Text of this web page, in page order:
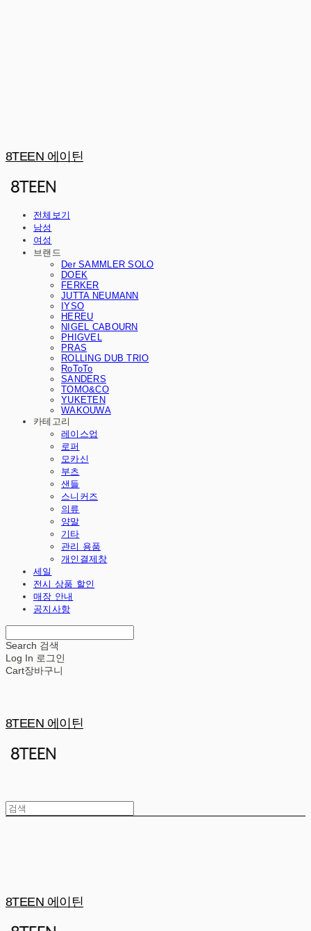
8TEEN 에이틴
전체보기
남성
여성
브랜드
Der SAMMLER SOLO
DOEK
FERKER
JUTTA NEUMANN
IYSO
HEREU
NIGEL CABOURN
PHIGVEL
PRAS
ROLLING DUB TRIO
RoToTo
SANDERS
TOMO&CO
YUKETEN
WAKOUWA
카테고리
레이스업
로퍼
모카신
부츠
샌들
스니커즈
의류
양말
기타
관리 용품
개인결제창
세일
전시 상품 할인
매장 안내
공지사항
Search 검색
Log In 로그인
Cart장바구니
8TEEN 에이틴
8TEEN 에이틴